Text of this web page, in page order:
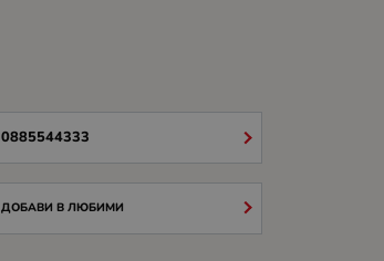
0885544333
ДОБАВИ В ЛЮБИМИ